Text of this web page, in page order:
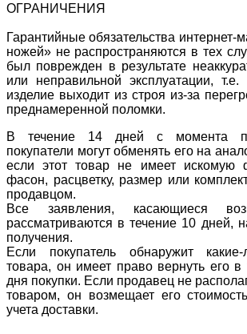
ОГРАНИЧЕНИЯ
Гарантийные обязательства интернет-
ножей» не распространяются в тех
был поврежден в результате
или неправильной эксплуатации, т.е.
изделие выходит из строя из-за
преднамеренной поломки.
В течение 14 дней с момента
покупатели могут обменять его на
если этот товар не имеет искомую
фасон, расцветку, размер или
продавцом.
Все заявления, касающиеся
рассматриваются в течение 10 дней,
получения.
Если покупатель обнаружит какие-
товара, он имеет право вернуть его
дня покупки. Если продавец не
товаром, он возмещает его
учета доставки.